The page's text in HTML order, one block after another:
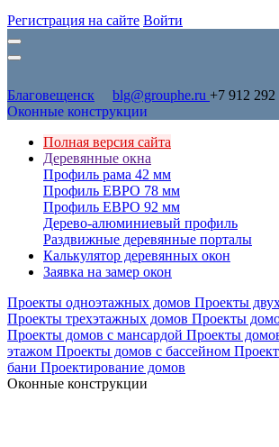
Регистрация на сайте Войти
Благовещенск blg@grouphe.ru +7 912 292
Оконные конструкции
Полная версия сайта
Деревянные окна
Профиль рама 42 мм
Профиль ЕВРО 78 мм
Профиль ЕВРО 92 мм
Дерево-алюминиевый профиль
Раздвижные деревянные порталы
Калькулятор деревянных окон
Заявка на замер окон
Проекты одноэтажных домов Проекты
Проекты трехэтажных домов Проекты
Проекты домов с мансардой Проекты
этажом Проекты домов с бассейном
бани Проектирование домов
Оконные конструкции